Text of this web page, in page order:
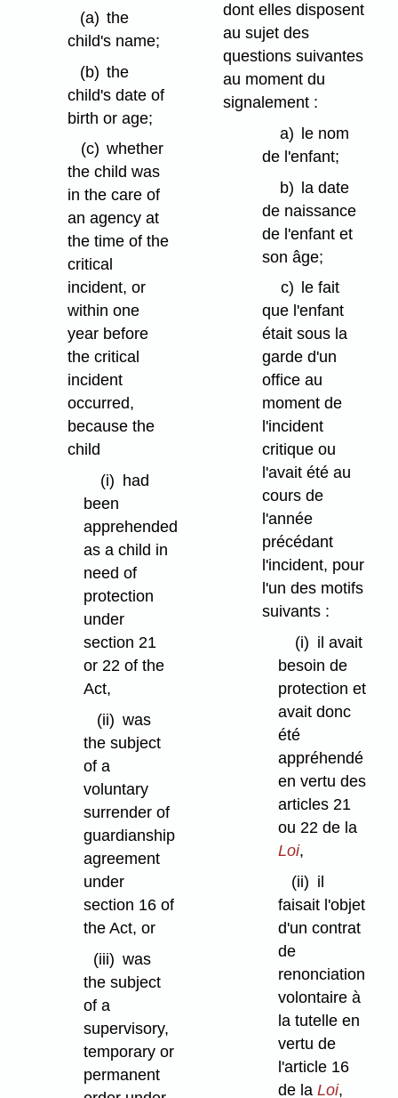
(a) the
child's name;
(b) the
child's date of
birth or age;
(c) whether
the child was
in the care of
an agency at
the time of the
critical
incident, or
within one
year before
the critical
incident
occurred,
because the
child
(i) had
been
apprehended
as a child in
need of
protection
under
section 21
or 22 of the
Act,
(ii) was
the subject
of a
voluntary
surrender of
guardianship
agreement
under
section 16 of
the Act, or
(iii) was
the subject
of a
supervisory,
temporary or
permanent
dont elles disposent
au sujet des
questions suivantes
au moment du
signalement :
a) le nom
de l'enfant;
b) la date
de naissance
de l'enfant et
son âge;
c)
le fait
que l'enfant
était sous la
garde d'un
office au
moment de
l'incident
critique ou
l'avait été au
cours de
l'année
précédant
l'incident, pour
l'un des motifs
suivants :
(i) il avait
besoin de
protection et
avait donc
été
appréhendé
en vertu des
articles 21
ou 22 de la
Loi,
(ii) il
faisait l'objet
d'un contrat
de
renonciation
volontaire à
la tutelle en
vertu de
l'article 16
de la Loi,